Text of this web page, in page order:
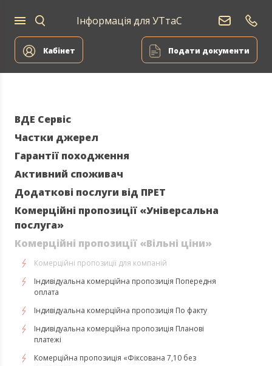
Кабінет Подати документи
Інформація для УТтаС
дому
компаній
Постачання
природного
газу
ВДЕ Сервіс
Частки джерел
Гарантії походження
Активний споживач
Додаткові послуги від ПРЕТ
Комерційні пропозиції «Універсальна
послуга»
Комерційні пропозиції «Вільні ціни»
Комерційні пропозиції для компаній
Індивідуальна комерційна пропозиція Попередня
оплата
Індивідуальна комерційна пропозиція По факту
​​​​​​​Індивідуальна комерційна пропозиція Планові
платежі
Комерційна пропозиція «Фіксована 7,10 без